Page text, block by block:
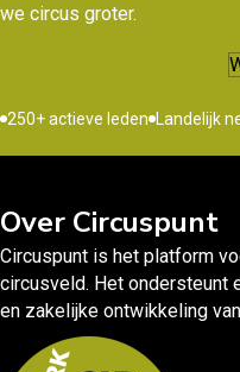
we circus groter.
250+ actieve leden Landelijk
Over Circuspunt
Circuspunt is het platform
circusveld. Het ondersteunt
en zakelijke ontwikkeling